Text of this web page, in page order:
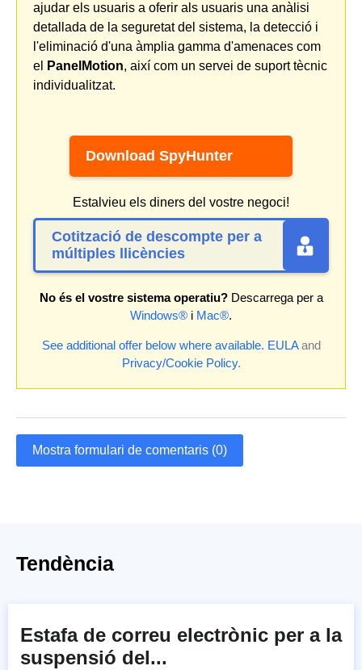
ajudar els usuaris a oferir als usuaris una anàlisi
detallada de la seguretat del sistema, la detecció i
l'eliminació d'una àmplia gamma d'amenaces com
el
PanelMotion, així com un servei de suport tècnic
individualitzat.
Download SpyHunter
Estalvieu els diners del vostre negoci!
Cotització de descompte per a
múltiples llicències
No és el vostre sistema operatiu?Descarrega per a
Windows® i Mac®.
See additional offer below where available. EULAand
Privacy/Cookie Policy.
Mostra formulari de comentaris (0)
Tendència
Estafa de correu electrònic per a la
suspensió del...